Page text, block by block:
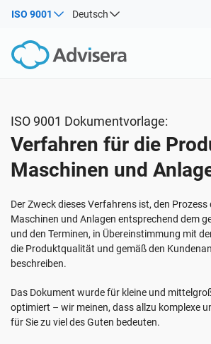
ISO 9001 Deutsch
ISO 27001
DORA
EU DSGVO
Kostenlose Ressourcen
Wo fängt man an
Berater
Kritische Infrastruktur
Über uns
Kontakt
Demo Ansehen
ISO 9001 Dokumentvorlage:
Verfahren für die
Maschinen und
Der Zweck dieses Verfahrens ist, den
Maschinen und Anlagen entsprechend dem
und den Terminen, in Übereinstimmung mit
die Produktqualität und gemäß den
beschreiben.
Das Dokument wurde für kleine und
optimiert – wir meinen, dass allzu komplexe
für Sie zu viel des Guten bedeuten.